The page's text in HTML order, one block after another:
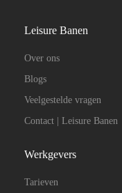
Leisure Banen
Over ons
Blogs
Veelgestelde vragen
Contact | Leisure Banen
Werkgevers
Tarieven